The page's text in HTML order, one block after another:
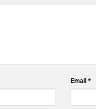
Email *